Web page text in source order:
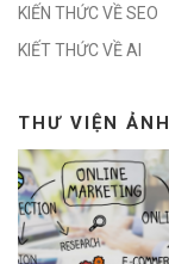
KIẾN THỨC VỀ SEO
KIẾT THỨC VỀ AI
THƯ VIỆN ẢNH